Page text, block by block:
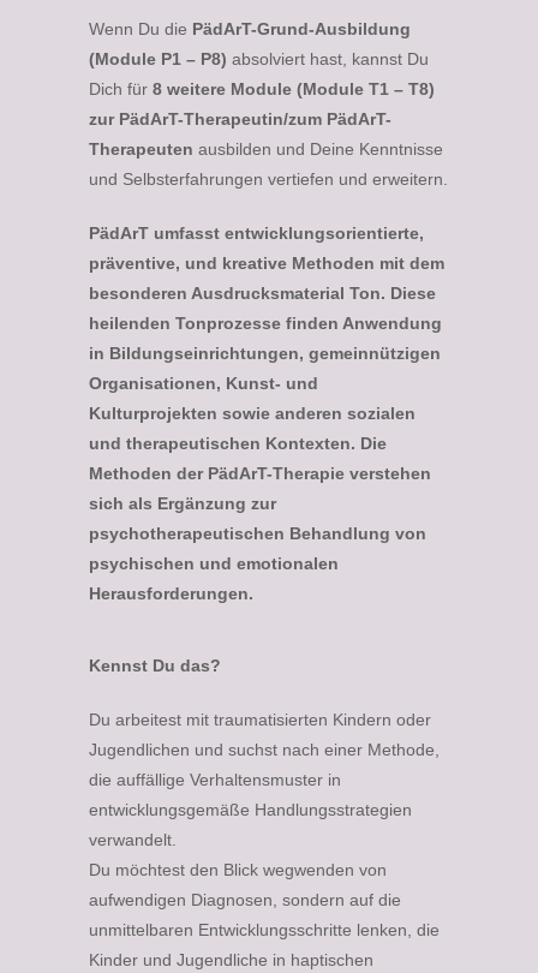
Wenn Du die PädArT-Grund-Ausbildung
(Module P1 – P8) absolviert hast, kannst Du
Dich für 8 weitere Module (Module T1 – T8)
zur PädArT-Therapeutin/zum PädArT-
Therapeuten ausbilden und Deine Kenntnisse
und Selbsterfahrungen vertiefen und erweitern.
PädArT umfasst entwicklungsorientierte,
präventive, und kreative Methoden mit dem
besonderen Ausdrucksmaterial Ton. Diese
heilenden Tonprozesse finden Anwendung
in Bildungseinrichtungen, gemeinnützigen
Organisationen, Kunst- und
Kulturprojekten sowie anderen sozialen
und therapeutischen Kontexten. Die
Methoden der PädArT-Therapie verstehen
sich als Ergänzung zur
psychotherapeutischen Behandlung von
psychischen und emotionalen
Herausforderungen.
Kennst Du das?
Du arbeitest mit traumatisierten Kindern oder
Jugendlichen und suchst nach einer Methode,
die auffällige Verhaltensmuster in
entwicklungsgemäße Handlungsstrategien
verwandelt.
Du möchtest den Blick wegwenden von
aufwendigen Diagnosen, sondern auf die
unmittelbaren Entwicklungsschritte lenken, die
Kinder und Jugendliche in haptischen